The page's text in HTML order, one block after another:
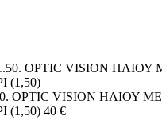
OPTIC VISION ΗΛΙΟΥ ΜΕ
(1,50) 40 €